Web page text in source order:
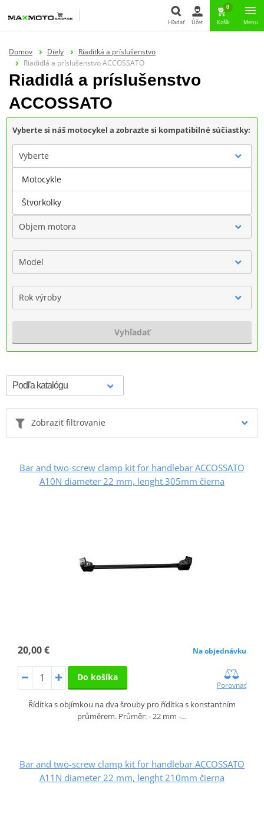
Hľadať Účet
0
Košík Menu
Domov Diely
Riaditká a príslušenstvo
Riadidlá a príslušenstvo ACCOSSATO
Riadidlá a príslušenstvo
ACCOSSATO
Vyberte si náš motocykel a zobrazte si kompatibilné súčiastky:
Vyberte
Značka
Objem motora
Model
Rok výroby
Vyhľadať
Zobraziť filtrovanie
Bar and two-screw clamp kit for handlebar ACCOSSATO
A10N diameter 22 mm, lenght 305mm čierna
20,00 € Na objednávku
Do košíka
Porovnať
Řídítka s objímkou na dva šrouby pro řídítka s konstantním
průměrem. Průměr: - 22 mm -…
Bar and two-screw clamp kit for handlebar ACCOSSATO
A11N diameter 22 mm, lenght 210mm čierna
Motocykle
Štvorkolky